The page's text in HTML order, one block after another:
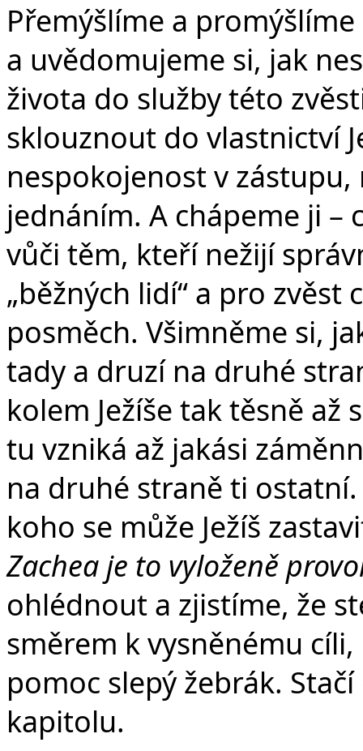
Přemýšlíme a
a uvědomujeme si, jak
života do služby této
sklouznout do vlastnictví
nespokojenost v zástupu,
jednáním. A chápeme ji –
vůči těm, kteří nežijí
„běžných lidí“ a pro
posměch. Všimněme si,
tady a druzí na druhé
kolem Ježíše tak těsně až
tu vzniká až jakási
na druhé straně ti
koho se může Ježíš
Zachea je to vyloženě
ohlédnout a zjistíme, že
směrem k vysněnému
pomoc slepý žebrák.
kapitolu.